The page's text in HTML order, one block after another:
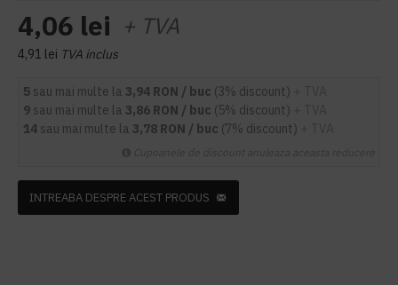
4,06 lei + TVA
4,91 lei TVA inclus
5 sau mai multe la 3,94 RON / buc (3% discount)
9 sau mai multe la 3,86 RON / buc (5% discount)
14 sau mai multe la 3,78 RON / buc (7% discount)
INTREABA DESPRE ACEST PRODUS